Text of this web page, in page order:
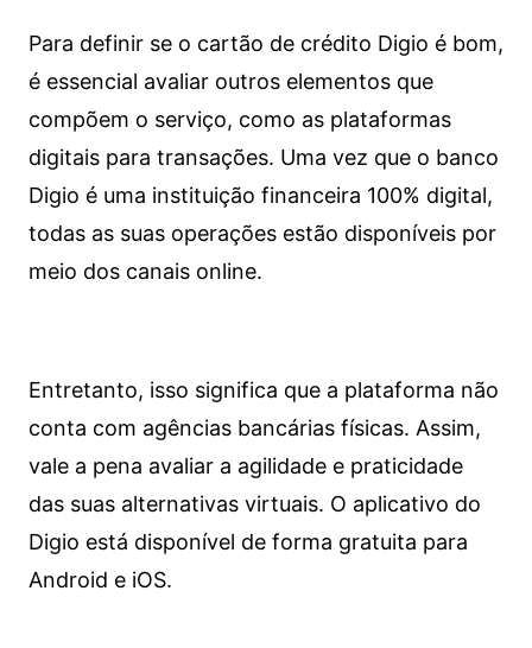
Para definir se o cartão de crédito Digio é bom,
é essencial avaliar outros elementos que
compõem o serviço, como as plataformas
digitais para transações. Uma vez que o banco
Digio é uma instituição financeira 100% digital,
todas as suas operações estão disponíveis por
meio dos canais online.
Entretanto, isso significa que a plataforma não
conta com agências bancárias físicas. Assim,
vale a pena avaliar a agilidade e praticidade
das suas alternativas virtuais. O aplicativo do
Digio está disponível de forma gratuita para
Android e iOS.